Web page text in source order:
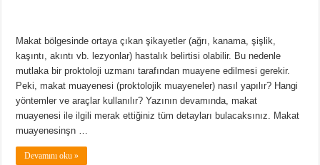
Makat bölgesinde ortaya çıkan şikayetler (ağrı, kanama, şişlik,
kaşıntı, akıntı vb. lezyonlar) hastalık belirtisi olabilir. Bu nedenle
mutlaka bir proktoloji uzmanı tarafından muayene edilmesi gerekir.
Peki, makat muayenesi (proktolojik muayeneler) nasıl yapılır? Hangi
yöntemler ve araçlar kullanılır? Yazının devamında, makat
muayenesi ile ilgili merak ettiğiniz tüm detayları bulacaksınız. Makat
muayenesinşn …
Devamını oku »